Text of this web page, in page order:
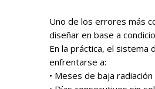
Uno de los errores más
diseñar en base a
En la práctica, el sistema
enfrentarse a:
• Meses de baja